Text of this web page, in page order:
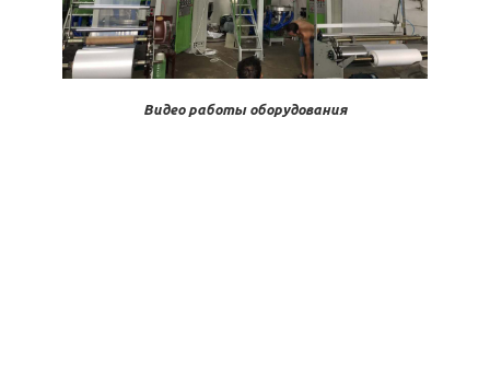
Видео работы оборудования